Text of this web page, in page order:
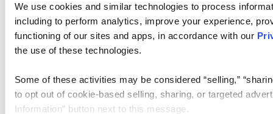
We use cookies and similar technologies to process
including to perform analytics, improve your experience,
functioning of our sites and apps, in accordance with our
the use of these technologies.
Some of these activities may be considered “selling,”
to opt out of cookie-based selling, sharing, or targeted
Information” button next to this message.